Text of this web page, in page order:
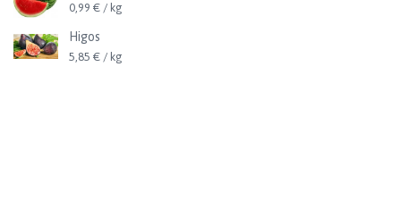
0,99 € / kg
Higos
5,85 € / kg